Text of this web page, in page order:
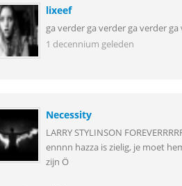
lixeef
ga verder ga verder ga verder ga
1 decennium geleden
Necessity
LARRY STYLINSON
ennnn hazza is zielig, je moet
zijn Ö